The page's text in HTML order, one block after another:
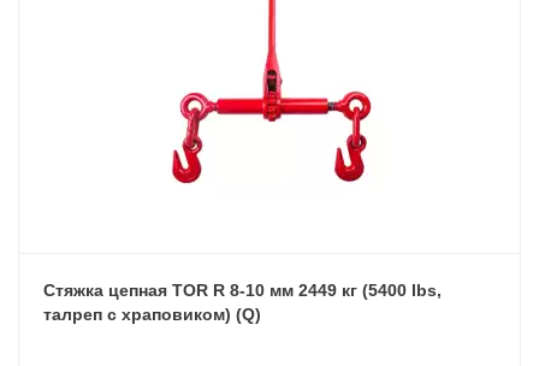
Стяжка цепная TOR R 8-10 мм 2449 кг (5400 lbs,
талреп с храповиком) (Q)